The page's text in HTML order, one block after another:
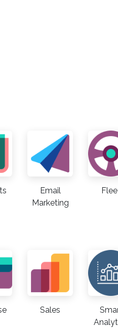
Email
Marketing
Sales